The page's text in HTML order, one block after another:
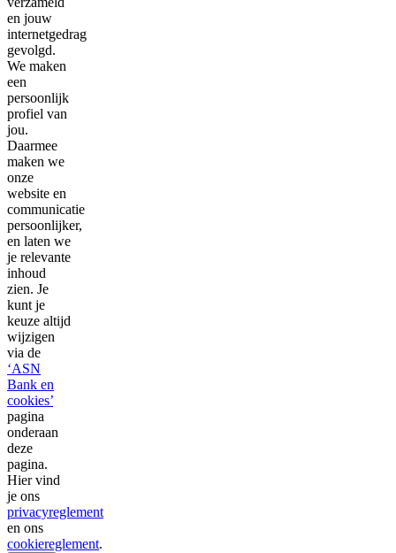
en jouw
internetgedrag
gevolgd.
We maken
een
persoonlijk
profiel van
jou.
Daarmee
maken we
onze
website en
communicatie
persoonlijker,
en laten we
je relevante
inhoud
zien. Je
kunt je
keuze altijd
wijzigen
via de
‘ASN
Bank en
cookies’
pagina
onderaan
deze
pagina.
Hier vind
je ons
privacyreglement
en ons
cookiereglement.